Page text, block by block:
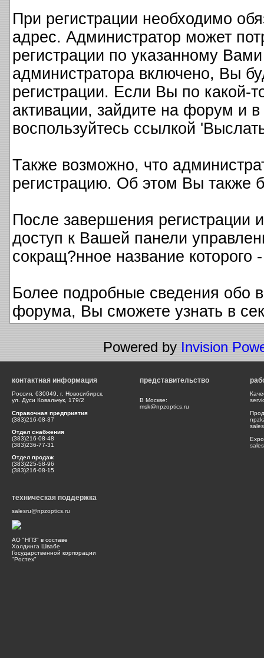
При регистрации необходимо
адрес. Администратор может
регистрации по указанному
администратора включено, Вы
регистрации. Если Вы по какой-
активации, зайдите на форум и
воспользуйтесь ссылкой
Также возможно, что
регистрацию. Об этом Вы также
После завершения регистрации
доступ к Вашей панели
сокращ?нное название которого
Более подробные сведения обо
форума, Вы сможете узнать в
Powered by Invision
контактная информация
Россия, 630049, г. Новосибирск,
ул. Дуси Ковальчук, 179/2
Справочная предприятия
(383)216-08-37
Отдел снабжения
(383)216-08-48
(383)236-77-31
Отдел продаж
(383)225-58-96
(383)216-08-15
представительство
В Москве:
msk@npzoptics.ru
техническая поддержка
salesru@npzoptics.ru
АО "НПЗ" в составе
Холдинга Швабе
Государственной корпорации
"Ростех"